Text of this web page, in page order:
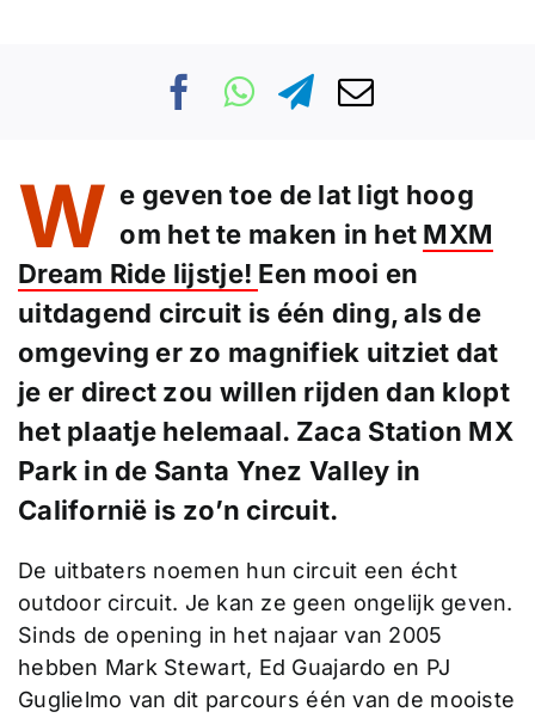
W e geven toe de lat ligt hoog
om het te maken in het MXM
Dream Ride lijstje! Een mooi en
uitdagend circuit is één ding, als de
omgeving er zo magnifiek uitziet dat
je er direct zou willen rijden dan klopt
het plaatje helemaal. Zaca Station MX
Park in de Santa Ynez Valley in
Californië is zo’n circuit.
De uitbaters noemen hun circuit een écht
outdoor circuit. Je kan ze geen ongelijk geven.
Sinds de opening in het najaar van 2005
hebben Mark Stewart, Ed Guajardo en PJ
Guglielmo van dit parcours één van de mooiste